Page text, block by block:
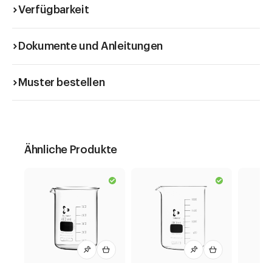
Verfügbarkeit
Dokumente und Anleitungen
Muster bestellen
Ähnliche Produkte